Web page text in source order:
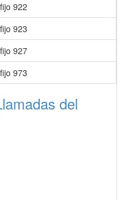
922
923
927
973
del